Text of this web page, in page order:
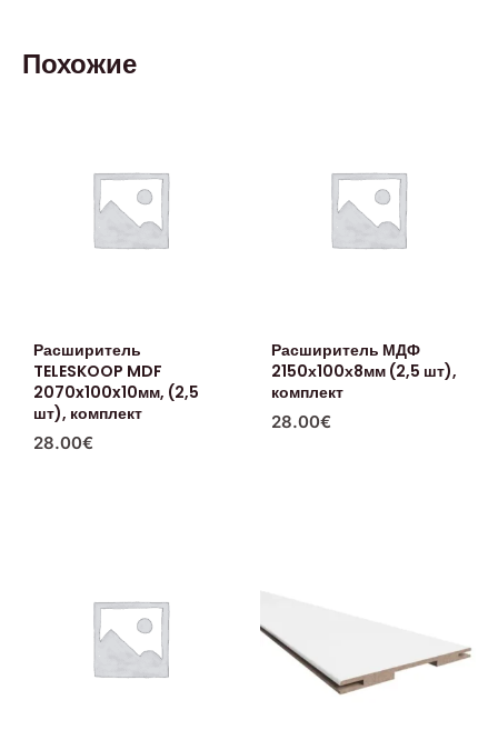
Похожие
Расширитель
TELESKOOP MDF
2070x100x10мм, (2,5
шт), комплект
28.00€
Расширитель МДФ
2150х100х8мм (2,5 шт),
комплект
28.00€